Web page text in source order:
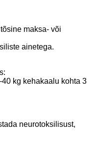
maksa- või
ainetega.
kg kehakaalu kohta 3
neurotoksilisust,